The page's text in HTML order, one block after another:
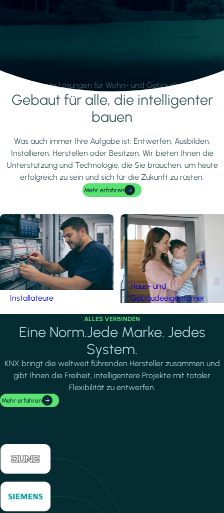
Intelligente Lösungen für Wohn- und Gebäudetechnik.
Mehr erfahren
Gebaut für alle, die intelligenter
bauen
Was auch immer Ihre Aufgabe ist: Entwerfen, Ausbilden,
Installieren, Herstellen oder Besitzen. Wir bieten Ihnen die
Unterstützung und Technologie, die Sie brauchen, um heute
erfolgreich zu sein und sich für die Zukunft zu rüsten.
Mehr erfahren
Installateure
Haus- und
Gebäudeeigentümer
ALLES VERBINDEN
Eine Norm.Jede Marke. Jedes
System.
KNX bringt die weltweit führenden Hersteller zusammen und
gibt Ihnen die Freiheit, intelligentere Projekte mit totaler
Flexibilität zu entwerfen.
Mehr erfahren